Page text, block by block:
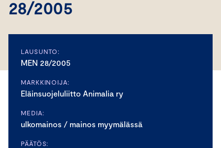
28/2005
LAUSUNTO:
MEN 28/2005
MARKKINOIJA:
Eläinsuojeluliitto Animalia ry
MEDIA:
ulkomainos / mainos myymälässä
PÄÄTÖS: